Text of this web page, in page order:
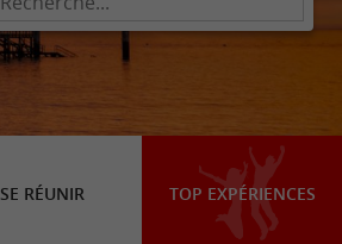
SE RÉUNIR TOP EXPÉRIENCES